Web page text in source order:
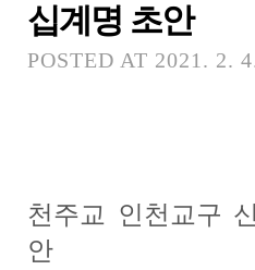
십계명 초안
POSTED AT 2021. 2.
천주교 인천교구
안